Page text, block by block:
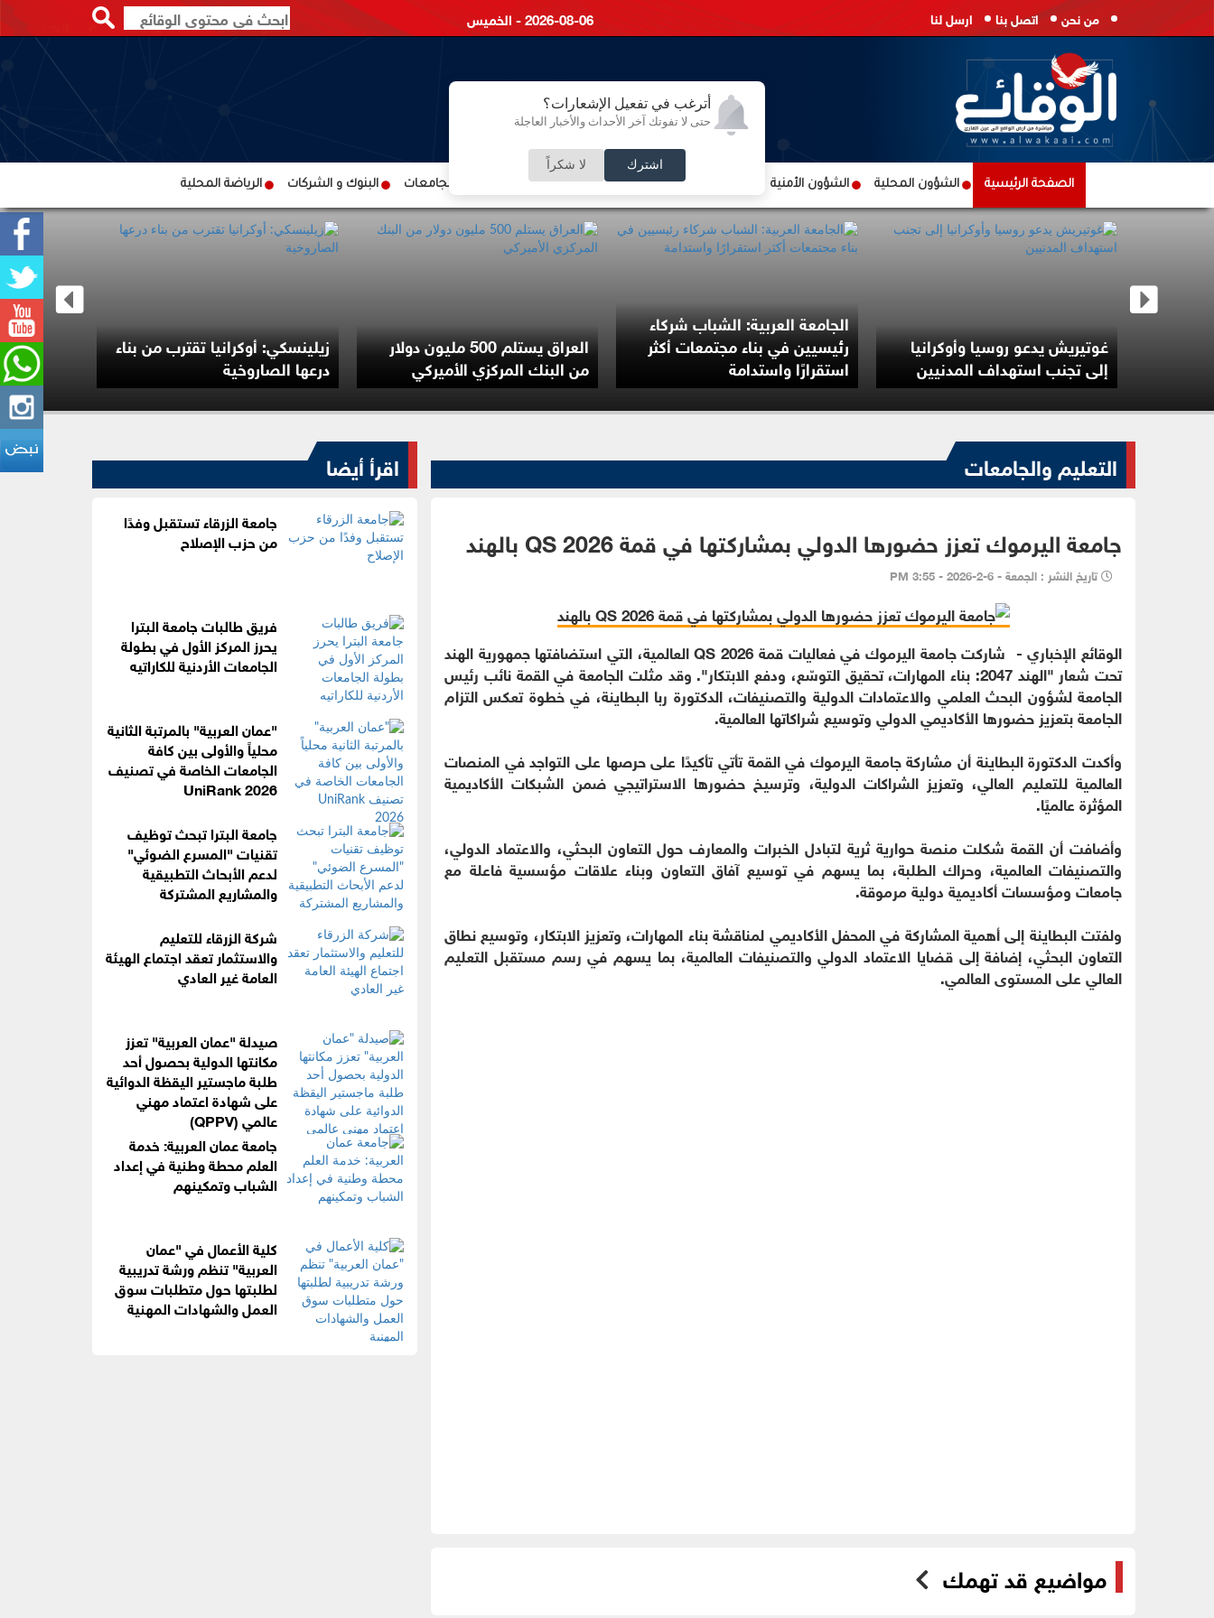
أترغب في تفعيل الإشعارات؟
حتى لا تفوتك آخر الأحداث والأخبار العاجلة
اشترك لا شكراً
من نحن اتصل بنا ارسل لنا 2026-08-06 - الخميس
الصفحة الرئيسية الشؤون المحلية الشؤون الأمنية الشؤون الإقتصادية الشؤون البرلمانية التعليم والجامعات البنوك و الشركات الرياضة المحلية
غوتيريش يدعو روسيا وأوكرانيا
إلى تجنب استهداف المدنيين
الجامعة العربية: الشباب شركاء
رئيسيين في بناء مجتمعات أكثر
استقرارًا واستدامة
العراق يستلم 500 مليون دولار
من البنك المركزي الأميركي
زيلينسكي: أوكرانيا تقترب من بناء
درعها الصاروخية مليار دولار
التعليم والجامعات
جامعة اليرموك تعزز حضورها الدولي بمشاركتها في قمة QS 2026 بالهند
تاريخ النشر : الجمعة - 6-2-2026 - 3:55 PM
الوقائع الإخباري - شاركت جامعة اليرموك في فعاليات قمة QS 2026 العالمية، التي استضافتها جمهورية الهند
تحت شعار "الهند 2047: بناء المهارات، تحقيق التوسّع، ودفع الابتكار". وقد مثلت الجامعة في القمة نائب رئيس
الجامعة لشؤون البحث العلمي والاعتمادات الدولية والتصنيفات، الدكتورة ربا البطاينة، في خطوة تعكس التزام
الجامعة بتعزيز حضورها الأكاديمي الدولي وتوسيع شراكاتها العالمية.
وأكدت الدكتورة البطاينة أن مشاركة جامعة اليرموك في القمة تأتي تأكيدًا على حرصها على التواجد في المنصات
العالمية للتعليم العالي، وتعزيز الشراكات الدولية، وترسيخ حضورها الاستراتيجي ضمن الشبكات الأكاديمية
المؤثرة عالميًا.
وأضافت أن القمة شكلت منصة حوارية ثرية لتبادل الخبرات والمعارف حول التعاون البحثي، والاعتماد الدولي،
والتصنيفات العالمية، وحراك الطلبة، بما يسهم في توسيع آفاق التعاون وبناء علاقات مؤسسية فاعلة مع
جامعات ومؤسسات أكاديمية دولية مرموقة.
ولفتت البطاينة إلى أهمية المشاركة في المحفل الأكاديمي لمناقشة بناء المهارات، وتعزيز الابتكار، وتوسيع نطاق
التعاون البحثي، إضافة إلى قضايا الاعتماد الدولي والتصنيفات العالمية، بما يسهم في رسم مستقبل التعليم
العالي على المستوى العالمي.
مواضيع قد تهمك
اقرأ أيضا
جامعة الزرقاء تستقبل وفدًا
من حزب الإصلاح
فريق طالبات جامعة البترا
يحرز المركز الأول في بطولة
الجامعات الأردنية للكاراتيه
"عمان العربية" بالمرتبة الثانية
محلياً والأولى بين كافة
الجامعات الخاصة في تصنيف
UniRank 2026
جامعة البترا تبحث توظيف
تقنيات "المسرع الضوئي"
لدعم الأبحاث التطبيقية
والمشاريع المشتركة
شركة الزرقاء للتعليم
والاستثمار تعقد اجتماع الهيئة
العامة غير العادي
صيدلة "عمان العربية" تعزز
مكانتها الدولية بحصول أحد
طلبة ماجستير اليقظة الدوائية
على شهادة اعتماد مهني
عالمي (QPPV)
جامعة عمان العربية: خدمة
العلم محطة وطنية في إعداد
الشباب وتمكينهم
كلية الأعمال في "عمان
العربية" تنظم ورشة تدريبية
لطلبتها حول متطلبات سوق
العمل والشهادات المهنية